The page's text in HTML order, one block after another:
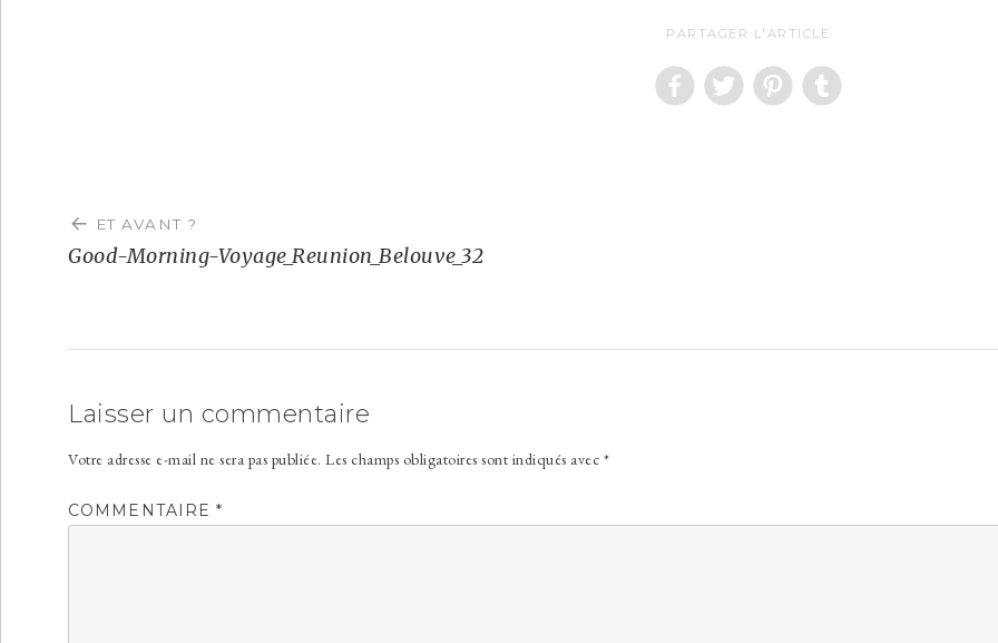
PARTAGER L'ARTICLE
de
l’article
ET AVANT ?
Good-Morning-Voyage_Reunion_Belouve_32
Laisser un commentaire
Votre adresse e-mail ne sera pas publiée. Les champs obligatoires sont indiqués avec *
COMMENTAIRE*